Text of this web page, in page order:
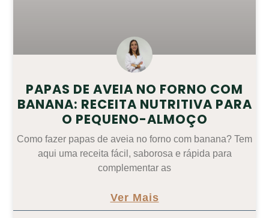
PAPAS DE AVEIA NO FORNO COM
BANANA: RECEITA NUTRITIVA PARA
O PEQUENO-ALMOÇO
Como fazer papas de aveia no forno com banana? Tem
aqui uma receita fácil, saborosa e rápida para
complementar as
Ver Mais